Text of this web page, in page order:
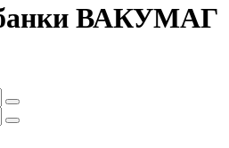
ВАКУМАГ